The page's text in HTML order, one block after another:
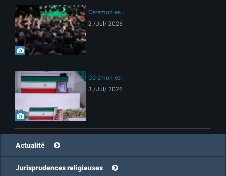
Cérémonies
2 /Jul/ 2026
Cérémonies
3 /Jul/ 2026
Actualité
Jurisprudences religieuses